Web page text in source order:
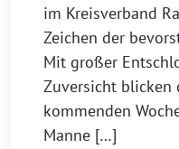
im Kreisverband
Zeichen der
Mit großer
Zuversicht blicken
kommenden
Manne […]